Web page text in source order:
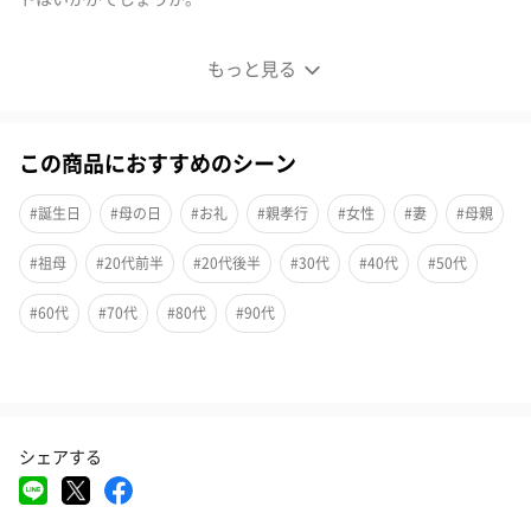
もっと見る
お母さんに贈る特別ギフト
この商品におすすめのシーン
#誕生日 #母の日 #お礼 #親孝行 #女性 #妻 #母親
#祖母 #20代前半 #20代後半 #30代 #40代 #50代
#60代 #70代 #80代 #90代
シェアする